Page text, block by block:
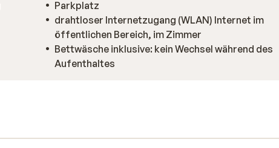
Parkplatz
drahtloser Internetzugang (WLAN) Internet im
öffentlichen Bereich, im Zimmer
Bettwäsche inklusive: kein Wechsel während des
Aufenthaltes